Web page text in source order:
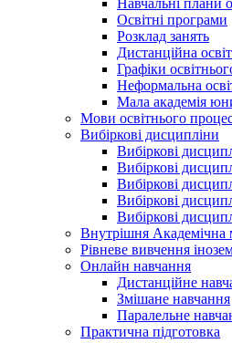
Навчальні плани
Освітні програми
Розклад занять
Дистанційна
Графіки
Неформальна
Мала академія
Мови освітнього
Вибіркові дисципліни
Вибіркові
Вибіркові
Вибіркові
Вибіркові
Вибіркові
Внутрішня Академічна
Рівневе вивчення
Онлайн навчання
Дистанційне
Змішане навчання
Паралельне
Практична підготовка